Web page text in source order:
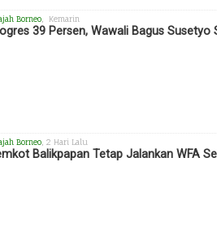
Borneo , Kemarin
39 Persen, Wawali Bagus
Borneo , 2 Hari Lalu
Balikpapan Tetap Jalankan WFA